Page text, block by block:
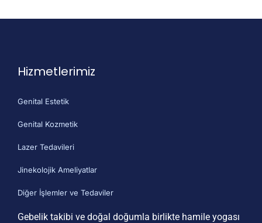
Hizmetlerimiz
Genital Estetik
Genital Kozmetik
Lazer Tedavileri
Jinekolojik Ameliyatlar
Diğer İşlemler ve Tedaviler
Gebelik takibi ve doğal doğumla birlikte hamile yogası